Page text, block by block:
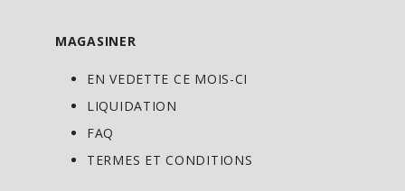
MAGASINER
EN VEDETTE CE MOIS-CI
LIQUIDATION
FAQ
TERMES ET CONDITIONS